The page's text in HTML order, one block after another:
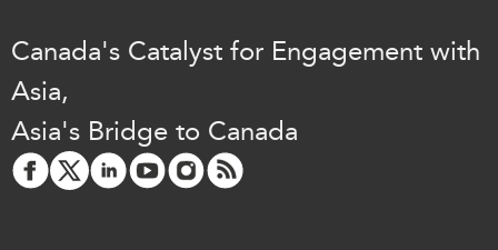
Canada's Catalyst for Engagement with
Asia,
Asia's Bridge to Canada